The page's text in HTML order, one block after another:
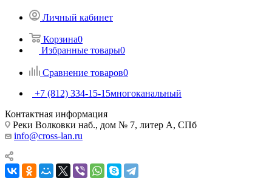
Личный кабинет
Корзина0
Избранные товары0
Сравнение товаров0
+7 (812) 334-15-15многоканальный
Контактная информация
Реки Волковки наб., дом № 7, литер А, СПб
info@cross-lan.ru